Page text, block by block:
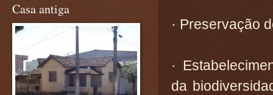
· Preservação
·
da
Casa antiga